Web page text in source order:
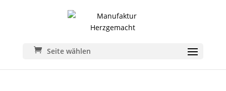
Seite wählen